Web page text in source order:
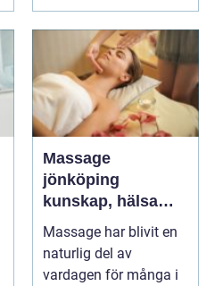
Massage
jönköping
kunskap, hälsa
och avkoppling i
samma behandling
Massage har blivit en
naturlig del av
vardagen för många i